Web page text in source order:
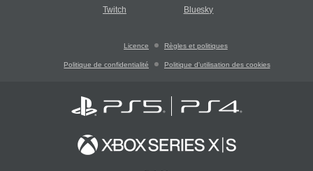
Twitch Bluesky
Licence Règles et politiques
Politique de confidentialité Politique d'utilisation des cookies